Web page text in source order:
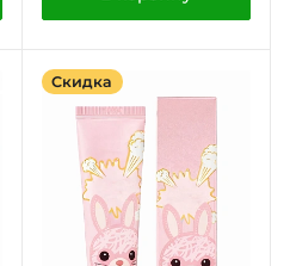
Скидка